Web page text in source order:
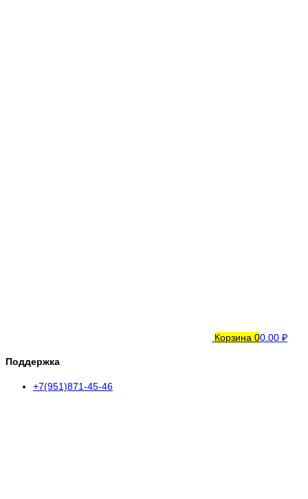
Корзина 00.00 ₽
Поддержка
+7(951)871-45-46